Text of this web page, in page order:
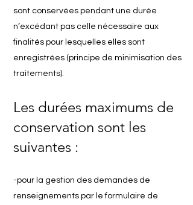
sont conservées pendant une durée
n’excédant pas celle nécessaire aux
finalités pour lesquelles elles sont
enregistrées (principe de minimisation des
traitements).
Les durées maximums de
conservation sont les
suivantes :
-pour la gestion des demandes de
renseignements par le formulaire de